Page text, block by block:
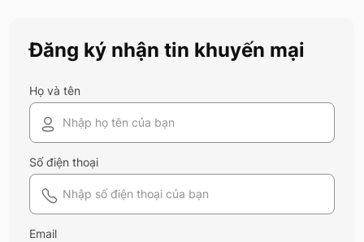
năm nay nhé!
Đăng ký nhận tin khuyến mại
Họ và tên
Số điện thoại
Email